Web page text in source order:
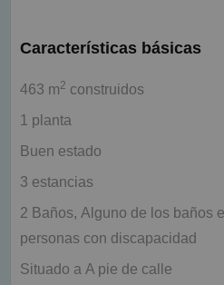
Características básicas
463 m2 construidos
1 planta
Buen estado
3 estancias
2 Baños, Alguno de los baños
personas con discapacidad
Situado a A pie de calle